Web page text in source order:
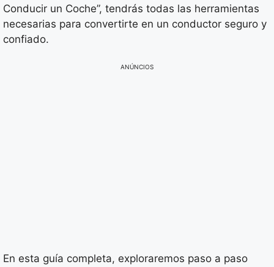
Conducir un Coche”, tendrás todas las herramientas
necesarias para convertirte en un conductor seguro y
confiado.
ANÚNCIOS
En esta guía completa, exploraremos paso a paso